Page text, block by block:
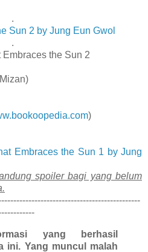
.
Sun 2 by Jung Eun Gwol
.
the Sun 2
)
Embraces the Sun 1 by Jung
spoiler bagi yang belum
yang berhasil
ini. Yang muncul malah